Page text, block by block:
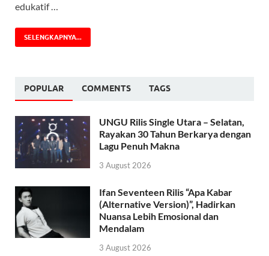
edukatif …
SELENGKAPNYA...
POPULAR COMMENTS TAGS
UNGU Rilis Single Utara – Selatan,
Rayakan 30 Tahun Berkarya dengan
Lagu Penuh Makna
3 August 2026
Ifan Seventeen Rilis “Apa Kabar
(Alternative Version)”, Hadirkan
Nuansa Lebih Emosional dan
Mendalam
3 August 2026